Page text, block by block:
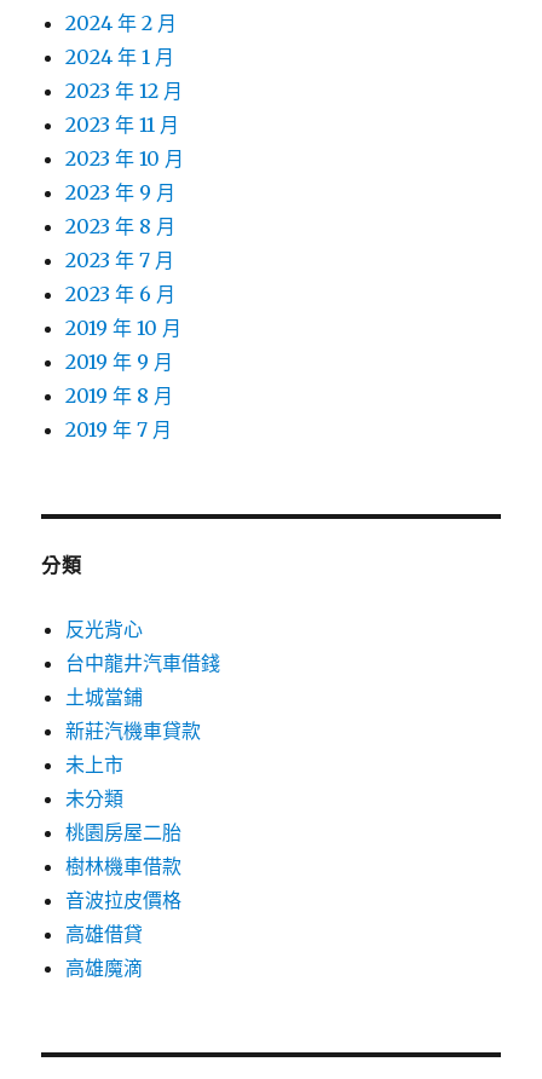
2024 年 2 月
2024 年 1 月
2023 年 12 月
2023 年 11 月
2023 年 10 月
2023 年 9 月
2023 年 8 月
2023 年 7 月
2023 年 6 月
2019 年 10 月
2019 年 9 月
2019 年 8 月
2019 年 7 月
分類
反光背心
台中龍井汽車借錢
土城當鋪
新莊汽機車貸款
未上市
未分類
桃園房屋二胎
樹林機車借款
音波拉皮價格
高雄借貸
高雄魔滴